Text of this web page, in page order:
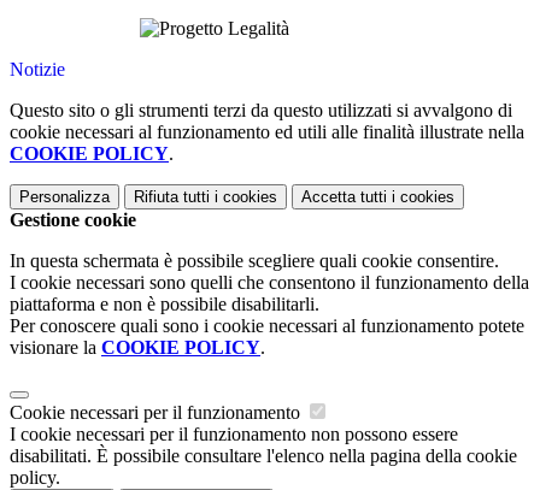
Notizie
Questo sito o gli strumenti terzi da questo utilizzati si avvalgono di
cookie necessari al funzionamento ed utili alle finalità illustrate nella
COOKIE POLICY.
Personalizza Rifiuta tutti i cookies Accetta tutti i cookies
Gestione cookie
In questa schermata è possibile scegliere quali cookie consentire.
I cookie necessari sono quelli che consentono il funzionamento della
piattaforma e non è possibile disabilitarli.
Per conoscere quali sono i cookie necessari al funzionamento potete
visionare la COOKIE POLICY.
Cookie necessari per il funzionamento
I cookie necessari per il funzionamento non possono essere
disabilitati. È possibile consultare l'elenco nella pagina della cookie
policy.